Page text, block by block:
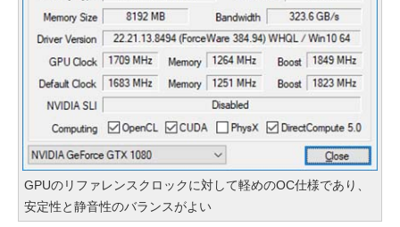
GPUのリファレンスクロックに対して軽めのOC仕様であり、
安定性と静音性のバランスがよい